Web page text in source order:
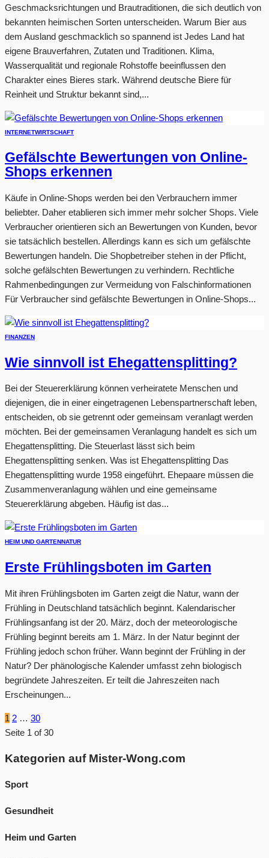
Geschmacksrichtungen und Brautraditionen, die sich deutlich von
bekannten heimischen Sorten unterscheiden. Warum Bier aus
dem Ausland geschmacklich so spannend ist Jedes Land hat
eigene Brauverfahren, Zutaten und Traditionen. Klima,
Wasserqualität und regionale Rohstoffe beeinflussen den
Charakter eines Bieres stark. Während deutsche Biere für
Reinheit und Struktur bekannt sind,...
INTERNETWIRTSCHAFT
Gefälschte Bewertungen von Online-
Shops erkennen
Käufe in Online-Shops werden bei den Verbrauchern immer
beliebter. Daher etablieren sich immer mehr solcher Shops. Viele
Verbraucher orientieren sich an Bewertungen von Kunden, bevor
sie tatsächlich bestellen. Allerdings kann es sich um gefälschte
Bewertungen handeln. Die Shopbetreiber stehen in der Pflicht,
solche gefälschten Bewertungen zu verhindern. Rechtliche
Rahmenbedingungen zur Vermeidung von Falschinformationen
Für Verbraucher sind gefälschte Bewertungen in Online-Shops...
FINANZEN
Wie sinnvoll ist Ehegattensplitting?
Bei der Steuererklärung können verheiratete Menschen und
diejenigen, die in einer eingetragenen Lebenspartnerschaft leben,
entscheiden, ob sie getrennt oder gemeinsam veranlagt werden
möchten. Bei der gemeinsamen Veranlagung handelt es sich um
Ehegattensplitting. Die Steuerlast lässt sich beim
Ehegattensplitting senken. Was ist Ehegattensplitting Das
Ehegattensplitting wurde 1958 eingeführt. Ehepaare müssen die
Zusammenveranlagung wählen und eine gemeinsame
Steuererklärung abgeben. Häufig ist das...
HEIM UND GARTEN NATUR
Erste Frühlingsboten im Garten
Mit ihren Frühlingsboten im Garten zeigt die Natur, wann der
Frühling in Deutschland tatsächlich beginnt. Kalendarischer
Frühlingsanfang ist der 20. März, doch der meteorologische
Frühling beginnt bereits am 1. März. In der Natur beginnt der
Frühling jedoch schon früher. Wann beginnt der Frühling in der
Natur? Der phänologische Kalender umfasst zehn biologisch
begründete Jahreszeiten. Er teilt die Jahreszeiten nach
Erscheinungen...
1 2 … 30
Seite 1 of 30
Kategorien auf Mister-Wong.com
Sport
Gesundheit
Heim und Garten